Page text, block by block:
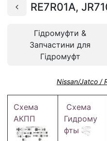
RE7R01A,
Гідромуфти &
Запчастини для
Гідромуфт
Nissan/Jatco /
Схема
АКПП
Схема
Гидрому
фты